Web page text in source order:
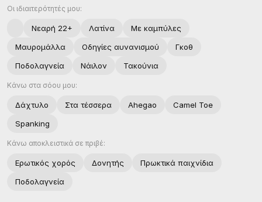
Οι ιδιαιτερότητές μου:
Νεαρή 22+ Λατίνα
Με καμπύλες
Μαυρομάλλα
Οδηγίες αυνανισμού
Γκοθ
Ποδολαγνεία
Νάιλον Τακούνια
Κάνω στα σόου μου:
Δάχτυλο Στα τέσσερα Ahegao
Camel Toe
Spanking
Κάνω αποκλειστικά σε πριβέ:
Ερωτικός χoρός Δονητής
Πρωκτικά παιχνίδια
Ποδολαγνεία